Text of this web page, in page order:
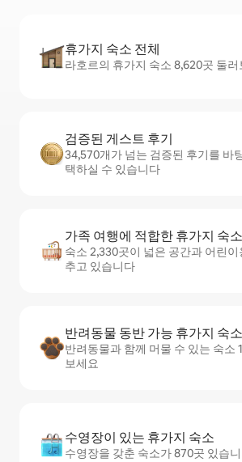
휴가지 숙소 전체
라호르의 휴가지 숙소 8,620곳 둘러
검증된 게스트 후기
34,570개가 넘는 검증된 후기를 바
택하실 수 있습니다
가족 여행에 적합한 휴가지 숙소
숙소 2,330곳이 넓은 공간과 어린
추고 있습니다
반려동물 동반 가능 휴가지 숙소
반려동물과 함께 머물 수 있는 숙소
보세요
수영장이 있는 휴가지 숙소
수영장을 갖춘 숙소가 870곳 있습